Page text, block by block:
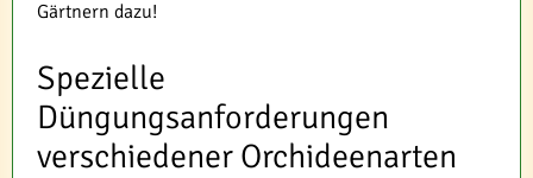
Gärtnern dazu!
Spezielle
Düngungsanforderungen
verschiedener Orchideenarten